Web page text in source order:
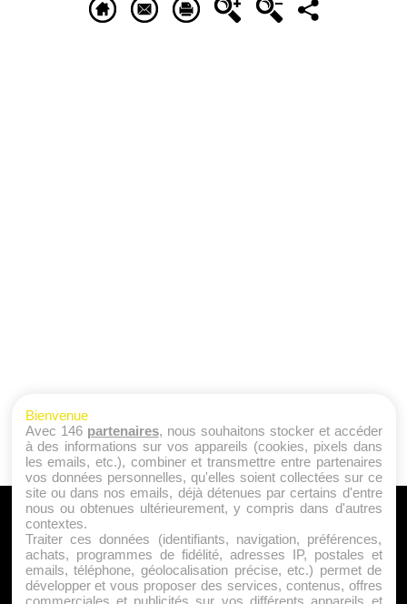
A PROPOS
Qui sommes nous ?
Mentions Légales
Publicité
Bienvenue
Avec 146 partenaires, nous souhaitons stocker et accéder
à des informations sur vos appareils (cookies, pixels dans
les emails, etc.), combiner et transmettre entre partenaires
vos données personnelles, qu'elles soient collectées sur ce
site ou dans nos emails, déjà détenues par certains d'entre
nous ou obtenues ultérieurement, y compris dans d'autres
contextes.
Traiter ces données (identifiants, navigation, préférences,
achats, programmes de fidélité, adresses IP, postales et
emails, téléphone, géolocalisation précise, etc.) permet de
développer et vous proposer des services, contenus, offres
commerciales et publicités sur vos différents appareils et